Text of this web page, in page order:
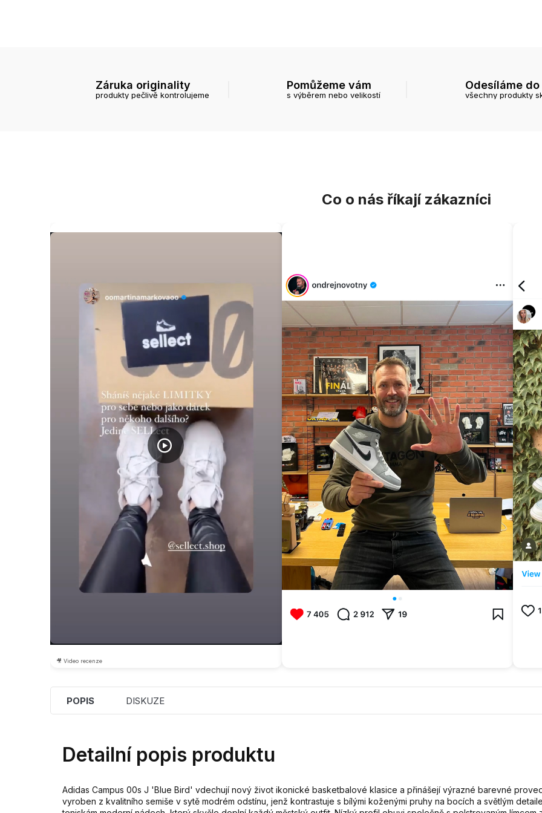
Záruka originality
produkty pečlivě kontrolujeme
Pomůžeme vám
s výběrem nebo velikostí
Odesíláme
všechny produkty
Co o nás říkají zákazníci
🎥 Video recenze
POPIS DISKUZE
Detailní popis produktu
Adidas Campus 00s J 'Blue Bird' vdechují nový život ikonické basketbalové klasice a přinášejí výrazné barevné
vyroben z kvalitního semiše v sytě modrém odstínu, jenž kontrastuje s bílými koženými pruhy na bocích a světlým